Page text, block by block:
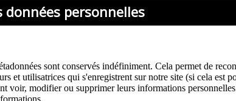
personnelles
sont conservés indéfiniment. Cela permet de
et utilisatrices qui s'enregistrent sur notre site (si cela est
voir, modifier ou supprimer leurs informations